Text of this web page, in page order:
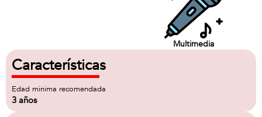
Multimedia
Características
Edad minima recomendada
3 años